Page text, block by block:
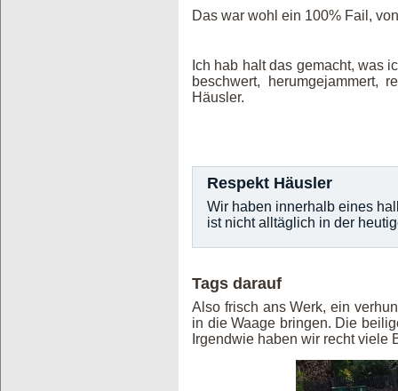
Das war wohl ein 100% Fail,
Ich hab halt das gemacht, was
beschwert, herumgejammert,
Häusler.
Respekt Häusler
Wir haben innerhalb eines
ist nicht alltäglich in der
Tags darauf
Also frisch ans Werk, ein
in die Waage bringen. Die
Irgendwie haben wir recht viele